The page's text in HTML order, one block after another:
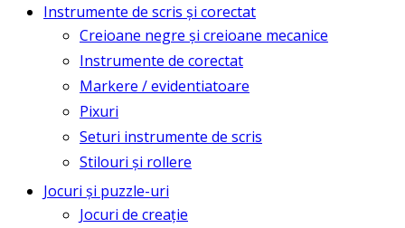
Instrumente de scris și corectat
Creioane negre și creioane mecanice
Instrumente de corectat
Markere / evidentiatoare
Pixuri
Seturi instrumente de scris
Stilouri și rollere
Jocuri și puzzle-uri
Jocuri de creație